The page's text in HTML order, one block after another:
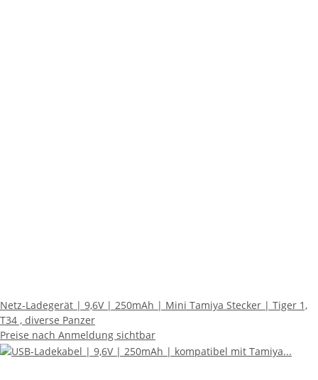
Netz-Ladegerät | 9,6V | 250mAh | Mini Tamiya Stecker | Tiger 1,
T34 , diverse Panzer
Preise nach Anmeldung sichtbar